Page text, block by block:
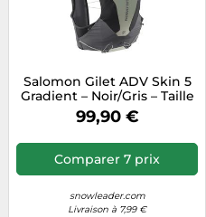
Salomon Gilet ADV Skin 5
Gradient – Noir/Gris – Taille
XL
99,90 €
Comparer 7 prix
snowleader.com
Livraison à 7,99 €